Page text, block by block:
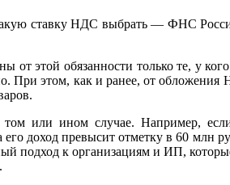
ставку НДС выбрать — ФНС
этой обязанности только те, у
При этом, как и ранее, от
том или ином случае. Например,
доход превысит отметку в 60 млн
подход к организациям и ИП,